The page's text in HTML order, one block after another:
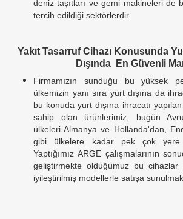
deniz taşıtları ve gemi makineleri de
tercih edildiği sektörlerdir.
Yakıt Tasarruf Cihazı Konusunda
Dışında En Güvenli
Firmamızın sunduğu bu yüksek
ülkemizin yanı sıra yurt dışına da
bu konuda yurt dışına ihracatı
sahip olan ürünlerimiz, bugün
ülkeleri Almanya ve Hollanda'dan,
gibi ülkelere kadar pek çok yere
Yaptığımız ARGE çalışmalarının
geliştirmekte olduğumuz bu
iyileştirilmiş modellerle satışa